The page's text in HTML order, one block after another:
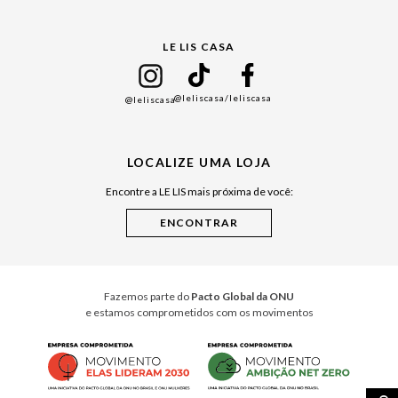
Cuidados Casa
LE LIS CASA
@leliscasa@leliscasa/leliscasa
LOCALIZE UMA LOJA
Encontre a LE LIS mais próxima de você:
Fazemos parte do Pacto Global da ONU
e estamos comprometidos com os movimentos